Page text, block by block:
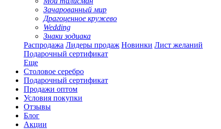
Зачарованный мир
Драгоценное кружево
Wedding
Знаки зодиака
Распродажа Лидеры продаж Новинки Лист желаний
Подарочный сертификат
Еще
Столовое серебро
Подарочный сертификат
Продажи оптом
Условия покупки
Отзывы
Блог
Акции